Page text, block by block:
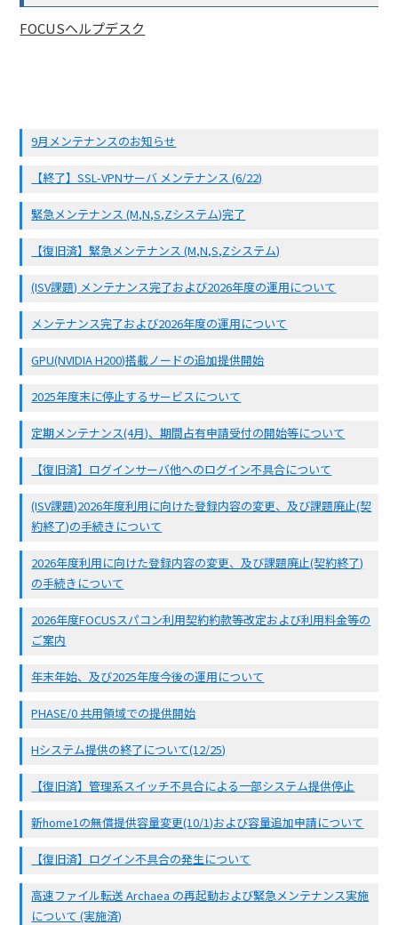
FOCUSヘルプデスク
9月メンテナンスのお知らせ
【終了】SSL-VPNサーバ メンテナンス (6/22)
緊急メンテナンス (M,N,S,Zシステム)完了
【復旧済】緊急メンテナンス (M,N,S,Zシステム)
(ISV課題) メンテナンス完了および2026年度の運用について
メンテナンス完了および2026年度の運用について
GPU(NVIDIA H200)搭載ノードの追加提供開始
2025年度末に停止するサービスについて
定期メンテナンス(4月)、期間占有申請受付の開始等について
【復旧済】ログインサーバ他へのログイン不具合について
(ISV課題)2026年度利用に向けた登録内容の変更、及び課題廃止(契
約終了)の手続きについて
2026年度利用に向けた登録内容の変更、及び課題廃止(契約終了)
の手続きについて
2026年度FOCUSスパコン利用契約約款等改定および利用料金等の
ご案内
年末年始、及び2025年度今後の運用について
PHASE/0 共用領域での提供開始
Hシステム提供の終了について(12/25)
【復旧済】管理系スイッチ不具合による一部システム提供停止
新home1の無償提供容量変更(10/1)および容量追加申請について
【復旧済】ログイン不具合の発生について
高速ファイル転送 Archaea の再起動および緊急メンテナンス実施
について (実施済)